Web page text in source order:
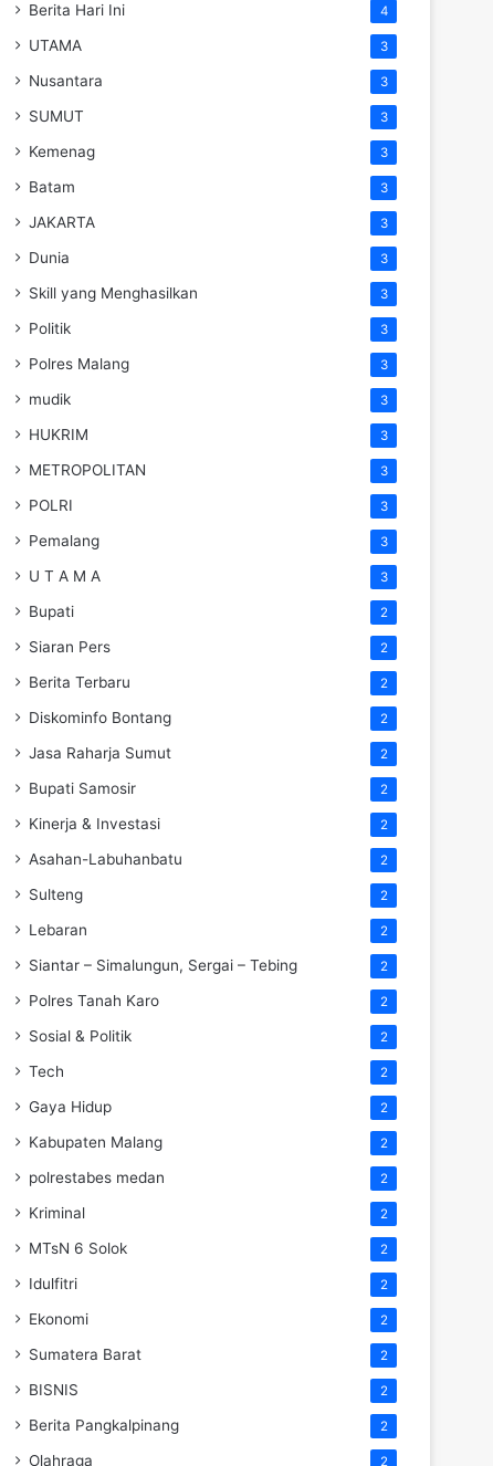
Berita Hari Ini 4
UTAMA 3
Nusantara 3
SUMUT 3
Kemenag 3
Batam 3
JAKARTA 3
Dunia 3
Skill yang Menghasilkan 3
Politik 3
Polres Malang 3
mudik 3
HUKRIM 3
METROPOLITAN 3
POLRI 3
Pemalang 3
U T A M A 3
Bupati 2
Siaran Pers 2
Berita Terbaru 2
Diskominfo Bontang 2
Jasa Raharja Sumut 2
Bupati Samosir 2
Kinerja & Investasi 2
Asahan-Labuhanbatu 2
Sulteng 2
Lebaran 2
Siantar – Simalungun, Sergai – Tebing 2
Polres Tanah Karo 2
Sosial & Politik 2
Tech 2
Gaya Hidup 2
Kabupaten Malang 2
polrestabes medan 2
Kriminal 2
MTsN 6 Solok 2
Idulfitri 2
Ekonomi 2
Sumatera Barat 2
BISNIS 2
Berita Pangkalpinang 2
Olahraga 2